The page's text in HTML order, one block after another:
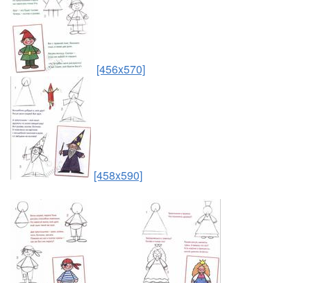
[456x570]
[458x590]